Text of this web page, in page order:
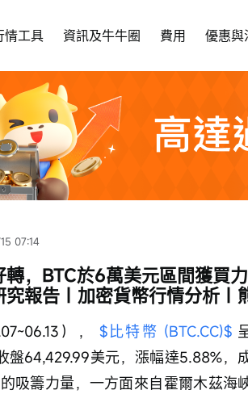
情工具 資訊及牛牛圈 費用 優惠與
07:14
轉，BTC於6萬美元區間獲買
究報告｜加密貨幣行情分析｜
）， $比特幣 (BTC.CC)$
盤64,429.99美元，漲幅達5.88%，
吸籌力量，一方面來自霍爾木茲海